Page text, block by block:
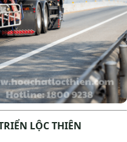
LỘC THIÊN